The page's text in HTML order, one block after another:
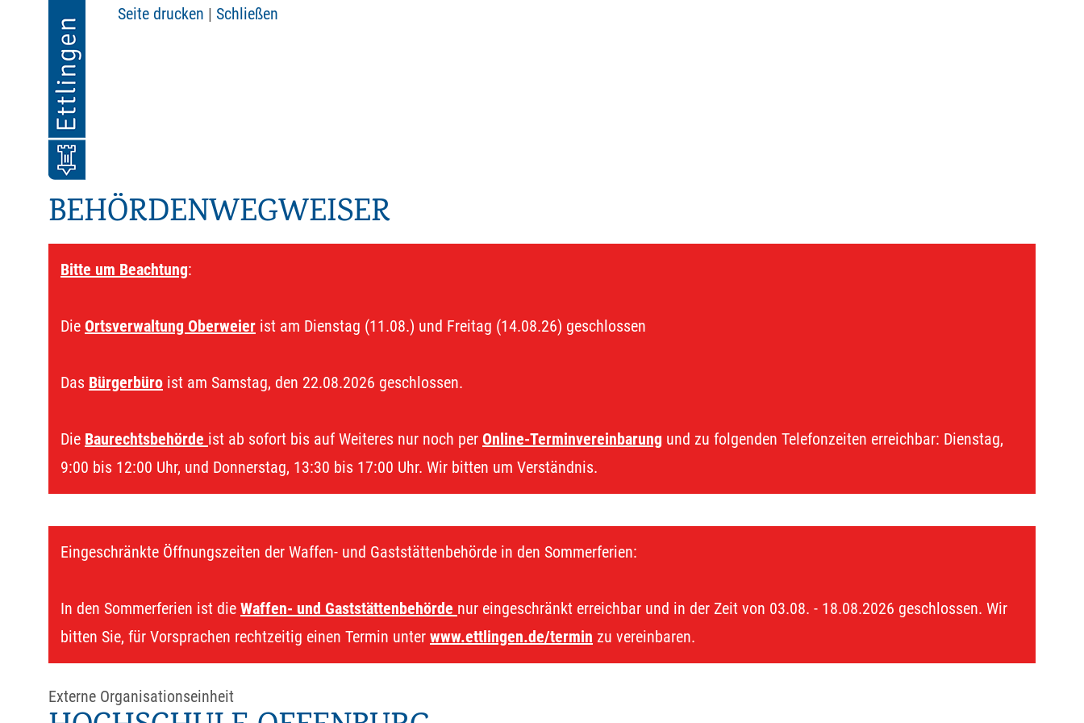
Seite drucken | Schließen
BEHÖRDENWEGWEISER
Bitte um Beachtung:
Die Ortsverwaltung Oberweier ist am Dienstag (11.08.) und Freitag (14.08.26) geschlossen
Das Bürgerbüro ist am Samstag, den 22.08.2026 geschlossen.
Die Baurechtsbehörde ist ab sofort bis auf Weiteres nur noch per Online-Terminvereinbarung und zu folgenden Telefonzeiten erreichbar: Dienstag,
9:00 bis 12:00 Uhr, und Donnerstag, 13:30 bis 17:00 Uhr. Wir bitten um Verständnis.
Eingeschränkte Öffnungszeiten der Waffen- und Gaststättenbehörde in den Sommerferien:
In den Sommerferien ist die Waffen- und Gaststättenbehörde nur eingeschränkt erreichbar und in der Zeit von 03.08. - 18.08.2026 geschlossen. Wir
bitten Sie, für Vorsprachen rechtzeitig einen Termin unter www.ettlingen.de/termin zu vereinbaren.
Externe Organisationseinheit